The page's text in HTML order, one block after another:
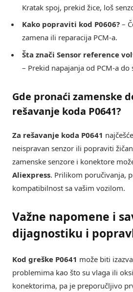
Kratak spoj, prekid žice, loš
Kako popraviti kod P0606? –
zamena ili reparacija PCM-a.
Šta znači Sensor reference
– Prekid napajanja od PCM-a do
Gde pronaći zamenske
rešavanje koda P0641?
Za rešavanje koda P0641
neispravan senzor ili popraviti
zamenske senzore i konektore
Aliexpress. Prilikom poručivanja,
kompatibilnost sa vašim vozilom.
Važne napomene i
dijagnostiku i
Kod greške P0641 može biti
problemima kao što su vlaga ili
konektorima, pa je preporučljivo